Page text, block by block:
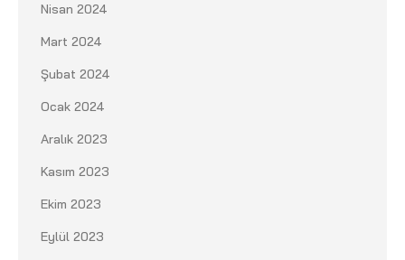
Nisan 2024
Mart 2024
Şubat 2024
Ocak 2024
Aralık 2023
Kasım 2023
Ekim 2023
Eylül 2023